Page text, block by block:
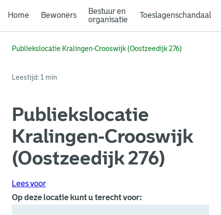
Home Bewoners
Bestuur en
organisatie
Toeslagenschandaal
Publiekslocatie Kralingen-Crooswijk (Oostzeedijk 276)
Leestijd: 1 min
Publiekslocatie
Kralingen-Crooswijk
(Oostzeedijk 276)
Lees voor
Op deze locatie kunt u terecht voor: